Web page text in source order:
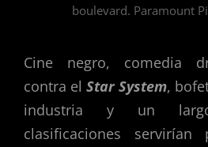
boulevard. Paramount
Cine negro, comedia
contra el Star System,
industria y un
clasificaciones